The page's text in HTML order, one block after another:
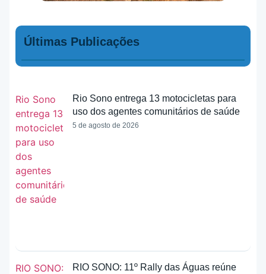
Últimas Publicações
Rio Sono entrega 13 motocicletas para
uso dos agentes comunitários de saúde
5 de agosto de 2026
RIO SONO: 11º Rally das Águas reúne